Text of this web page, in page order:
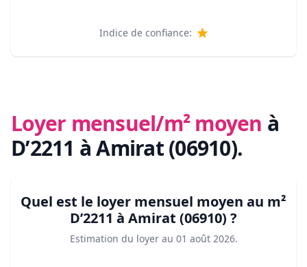
Indice de confiance:
Loyer mensuel/m² moyen à
D’2211 à Amirat (06910).
Quel est le loyer mensuel moyen au m²
D’2211 à Amirat (06910) ?
Estimation du loyer au 01 août 2026.